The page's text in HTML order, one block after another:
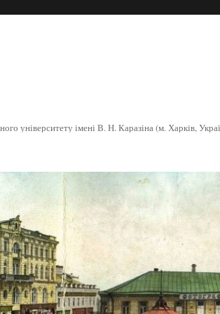
університету імені В. Н. Каразіна (м. Харків,